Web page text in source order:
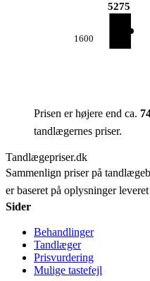
1600
5275
Prisen er højere end ca.
tandlægernes priser.
Tandlægepriser.dk
Sammenlign priser på
er baseret på oplysninger
Sider
Behandlinger
Tandlæger
Prisvurdering
Mulige tastefejl